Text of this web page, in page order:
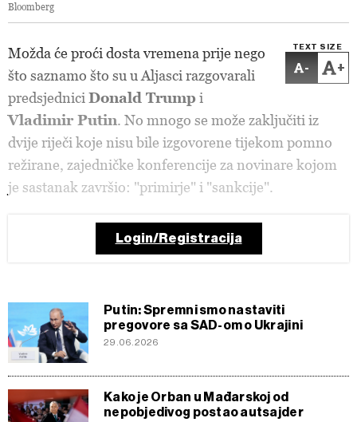
Bloomberg
TEXT SIZE
- +
Možda će proći dosta vremena prije nego
što saznamo što su u Aljasci razgovarali
predsjednici Donald Trumpi
Vladimir Putin. No mnogo se može zaključiti iz
dvije riječi koje nisu bile izgovorene tijekom pomno
režirane, zajedničke konferencije za novinare kojom
je sastanak završio: "primirje" i "sankcije".
Login/Registracija
Putin: Spremni smo nastaviti
pregovore sa SAD-om o Ukrajini
29.06.2026
Kako je Orban u Mađarskoj od
nepobjedivog postao autsajder